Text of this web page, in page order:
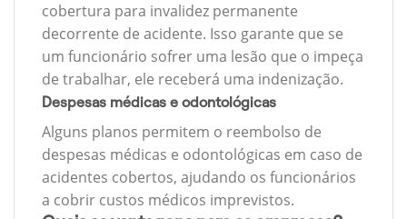
cobertura para invalidez permanente
decorrente de acidente. Isso garante que se
um funcionário sofrer uma lesão que o impeça
de trabalhar, ele receberá uma indenização.
Despesas médicas e odontológicas
Alguns planos permitem o reembolso de
despesas médicas e odontológicas em caso de
acidentes cobertos, ajudando os funcionários
a cobrir custos médicos imprevistos.